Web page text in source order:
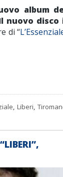
album
nuovo
di “
, Liberi,